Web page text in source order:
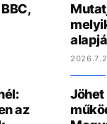
az
Jöhet